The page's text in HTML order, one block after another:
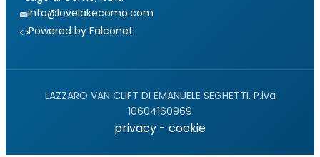
info@lovelakecomo.com
Powered by Falconet
LAZZARO VAN CLIFT DI EMANUELE SEGHETTI. P.iva
10604160969
privacy - cookie